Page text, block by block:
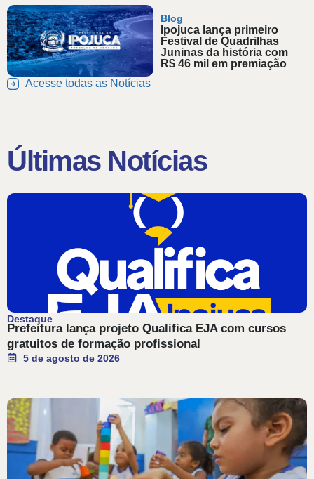
Blog
Ipojuca lança primeiro
Festival de Quadrilhas
Juninas da história com
R$ 46 mil em premiação
Acesse todas as Notícias
Últimas Notícias
Destaque
Prefeitura lança projeto Qualifica EJA com cursos
gratuitos de formação profissional
5 de agosto de 2026